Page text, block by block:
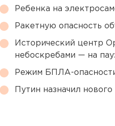
Ребенка на
Ракетную опасность
Исторический центр
небоскребами — на
Режим БПЛА-
Путин назначил